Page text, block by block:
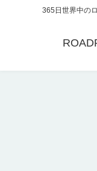
365日世界中の